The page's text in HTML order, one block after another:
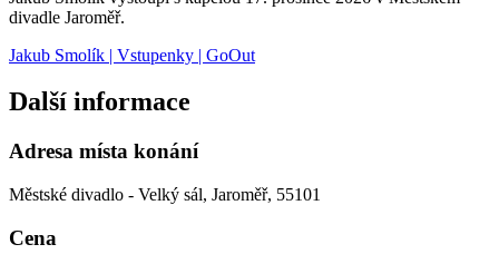
divadle Jaroměř.
Jakub Smolík | Vstupenky | GoOut
Další informace
Adresa místa konání
Městské divadlo - Velký sál, Jaroměř, 55101
Cena